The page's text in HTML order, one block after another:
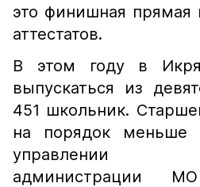
это финишная прямая
аттестатов.
В этом году в
выпускаться из
451 школьник.
на порядок
управлении
администрации